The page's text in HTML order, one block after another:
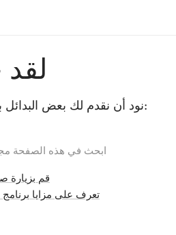
نود أن نقدم لك بعض البدائل بينما نقوم بإصلاح الخطأ:
ابحث في هذه الصفحة
قم بزيارة
تعرف على مزايا برنامج